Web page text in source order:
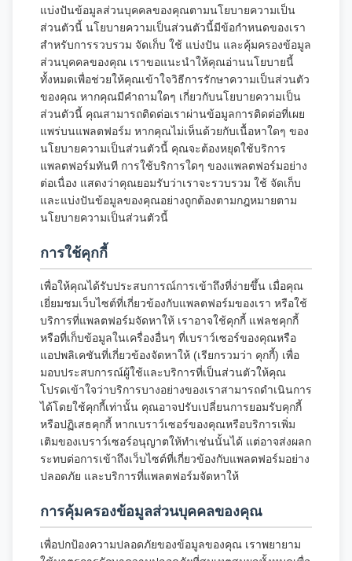
แบ่งปันข้อมูลส่วนบุคคลของคุณตามนโยบายความเป็น
ส่วนตัวนี้ นโยบายความเป็นส่วนตัวนี้มีข้อกำหนดของเรา
สำหรับการรวบรวม จัดเก็บ ใช้ แบ่งปัน และคุ้มครองข้อมูล
ส่วนบุคคลของคุณ เราขอแนะนำให้คุณอ่านนโยบายนี้
ทั้งหมดเพื่อช่วยให้คุณเข้าใจวิธีการรักษาความเป็นส่วนตัว
ของคุณ หากคุณมีคำถามใดๆ เกี่ยวกับนโยบายความเป็น
ส่วนตัวนี้ คุณสามารถติดต่อเราผ่านข้อมูลการติดต่อที่เผย
แพร่บนแพลตฟอร์ม หากคุณไม่เห็นด้วยกับเนื้อหาใดๆ ของ
นโยบายความเป็นส่วนตัวนี้ คุณจะต้องหยุดใช้บริการ
แพลตฟอร์มทันที การใช้บริการใดๆ ของแพลตฟอร์มอย่าง
ต่อเนื่อง แสดงว่าคุณยอมรับว่าเราจะรวบรวม ใช้ จัดเก็บ
และแบ่งปันข้อมูลของคุณอย่างถูกต้องตามกฎหมายตาม
นโยบายความเป็นส่วนตัวนี้
การใช้คุกกี้
เพื่อให้คุณได้รับประสบการณ์การเข้าถึงที่ง่ายขึ้น เมื่อคุณ
เยี่ยมชมเว็บไซต์ที่เกี่ยวข้องกับแพลตฟอร์มของเรา หรือใช้
บริการที่แพลตฟอร์มจัดหาให้ เราอาจใช้คุกกี้ แฟลชคุกกี้
หรือที่เก็บข้อมูลในเครื่องอื่นๆ ที่เบราว์เซอร์ของคุณหรือ
แอปพลิเคชันที่เกี่ยวข้องจัดหาให้ (เรียกรวมว่า คุกกี้) เพื่อ
มอบประสบการณ์ผู้ใช้และบริการที่เป็นส่วนตัวให้คุณ
โปรดเข้าใจว่าบริการบางอย่างของเราสามารถดำเนินการ
ได้โดยใช้คุกกี้เท่านั้น คุณอาจปรับเปลี่ยนการยอมรับคุกกี้
หรือปฏิเสธคุกกี้ หากเบราว์เซอร์ของคุณหรือบริการเพิ่ม
เติมของเบราว์เซอร์อนุญาตให้ทำเช่นนั้นได้ แต่อาจส่งผลก
ระทบต่อการเข้าถึงเว็บไซต์ที่เกี่ยวข้องกับแพลตฟอร์มอย่าง
ปลอดภัย และบริการที่แพลตฟอร์มจัดหาให้
การคุ้มครองข้อมูลส่วนบุคคลของคุณ
เพื่อปกป้องความปลอดภัยของข้อมูลของคุณ เราพยายาม